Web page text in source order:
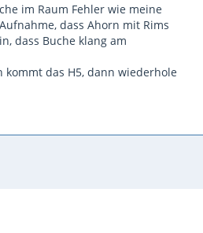
im Raum Fehler wie meine
dass Ahorn mit Rims
dass Buche klang am
kommt das H5, dann wiederhole